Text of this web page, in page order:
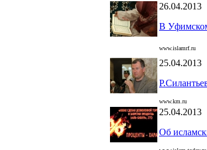
26.04.2013
В
www.islamrf.ru
25.04.2013
www.km.ru
25.04.2013
Об